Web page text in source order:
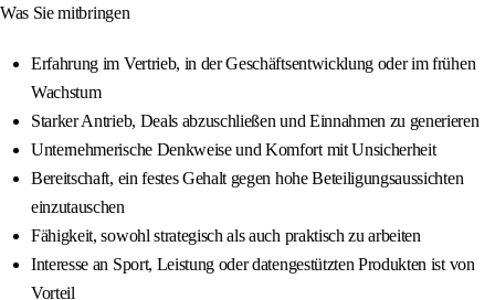
Was Sie mitbringen
Erfahrung im Vertrieb, in der Geschäftsentwicklung oder im frühen
Wachstum
Starker Antrieb, Deals abzuschließen und Einnahmen zu generieren
Unternehmerische Denkweise und Komfort mit Unsicherheit
Bereitschaft, ein festes Gehalt gegen hohe Beteiligungsaussichten
einzutauschen
Fähigkeit, sowohl strategisch als auch praktisch zu arbeiten
Interesse an Sport, Leistung oder datengestützten Produkten ist von
Vorteil